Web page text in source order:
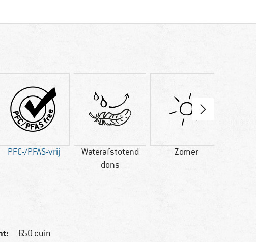
PFC-/PFAS-vrij
Waterafstotend
dons
Zomer
650 cuin